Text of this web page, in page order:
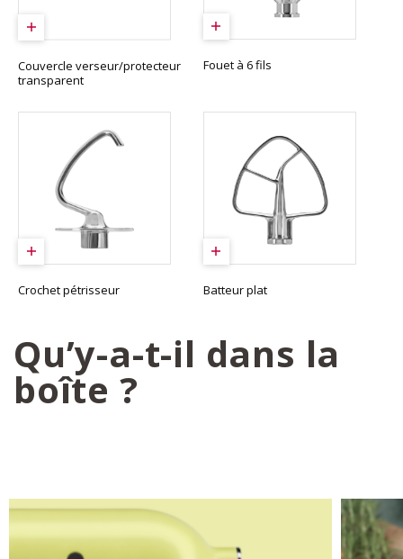
Couvercle verseur/protecteur
transparent
Fouet à 6 fils
Crochet pétrisseur Batteur plat
Qu’y-a-t-il dans la
boîte ?